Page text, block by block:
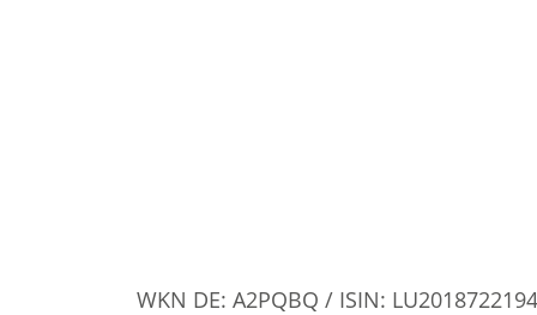
WKN DE: A2PQBQ / ISIN: LU2018722194